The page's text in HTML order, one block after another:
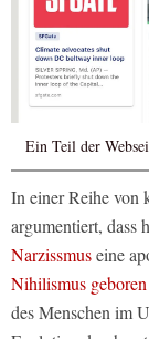
Ein Teil der
In einer Reihe von
argumentiert, dass
Narzissmuseine
Nihilismus geboren
des Menschen im